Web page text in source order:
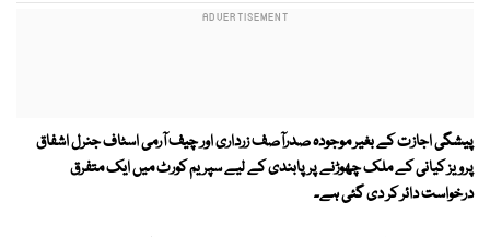
پیشگی اجازت کے بغیر موجودہ صدرآصف زرداری اور چیف آرمی اسٹاف جنرل اشفاق
پرویز کیانی کے ملک چھوڑنے پر پابندی کے لیے سپریم کورٹ میں ایک متفرق
درخواست دائر کر دی گئی ہے۔